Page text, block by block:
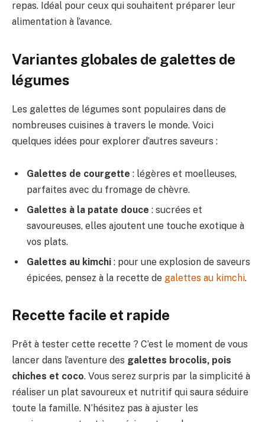
repas. Idéal pour ceux qui souhaitent préparer leur
alimentation à l’avance.
Variantes globales de galettes de
légumes
Les galettes de légumes sont populaires dans de
nombreuses cuisines à travers le monde. Voici
quelques idées pour explorer d’autres saveurs :
Galettes de courgette : légères et moelleuses,
parfaites avec du fromage de chèvre.
Galettes à la patate douce : sucrées et
savoureuses, elles ajoutent une touche exotique à
vos plats.
Galettes au kimchi : pour une explosion de saveurs
épicées, pensez à la recette de galettes au kimchi.
Recette facile et rapide
Prêt à tester cette recette ? C’est le moment de vous
lancer dans l’aventure des galettes brocolis, pois
chiches et coco. Vous serez surpris par la simplicité à
réaliser un plat savoureux et nutritif qui saura séduire
toute la famille. N’hésitez pas à ajuster les